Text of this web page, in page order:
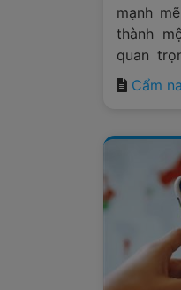
mạnh
thành
quan
khách
triển
Cẩm